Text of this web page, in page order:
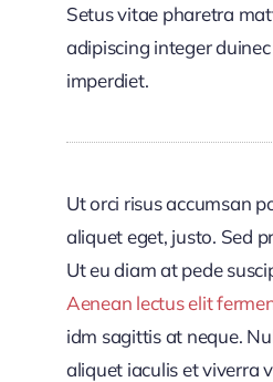
Setus vitae pharetra
adipiscing integer
imperdiet.
Ut orci risus accumsan
aliquet eget, justo. Sed
Ut eu diam at pede
Aenean lectus elit
idm sagittis at neque.
aliquet iaculis et viverra